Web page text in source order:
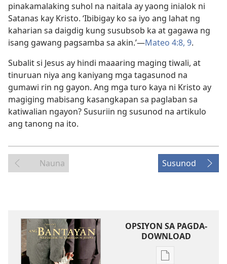
pinakamalaking suhol na naitala ay yaong inialok ni
Satanas kay Kristo. ‘Ibibigay ko sa iyo ang lahat ng
kaharian sa daigdig kung susubsob ka at gagawa ng
isang gawang pagsamba sa akin.’​—Mateo 4:8, 9.
Subalit si Jesus ay hindi maaaring maging tiwali, at
tinuruan niya ang kaniyang mga tagasunod na
gumawi rin ng gayon. Ang mga turo kaya ni Kristo ay
magiging mabisang kasangkapan sa paglaban sa
katiwalian ngayon? Susuriin ng susunod na artikulo
ang tanong na ito.
Nauna Susunod
OPSIYON SA PAGDA-
DOWNLOAD
Opsiyon